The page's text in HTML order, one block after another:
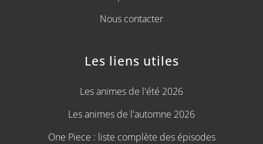
Nous contacter
Les liens utiles
Les animes de l'été 2026
Les animes de l'automne 2026
One Piece : liste complète des épisodes